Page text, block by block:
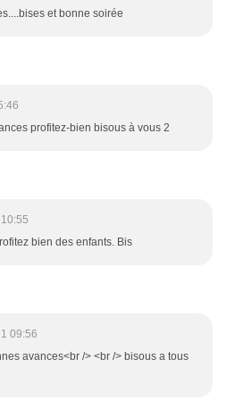
et bonne soirée
profitez-bien bisous à vous 2
bien des enfants. Bis
09:56
avances<br /> <br /> bisous a tous